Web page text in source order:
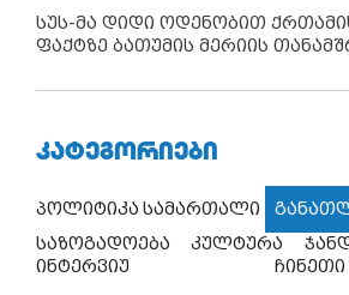
სუს-მა დიდი ოდენობით
ფაქტზე ბათუმის მერიის
ᲙᲐᲢᲔᲒᲝᲠᲘᲔᲑᲘ
პოლიტიკა სამართალი
საზოგადოება
კულტურა
ინტერვიუ
ჩინეთი